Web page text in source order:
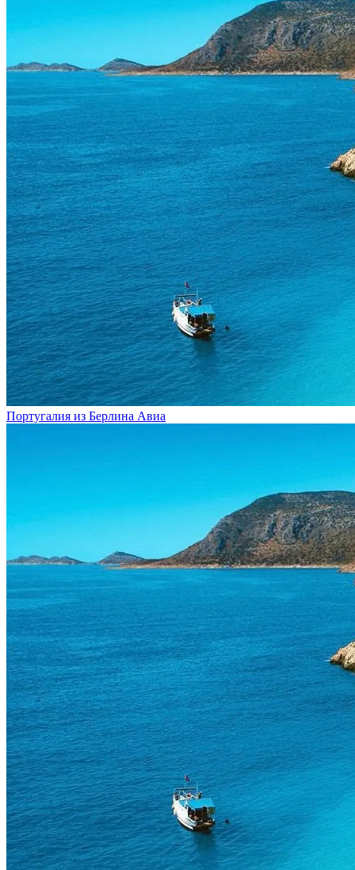
Португалия из Берлина Авиа